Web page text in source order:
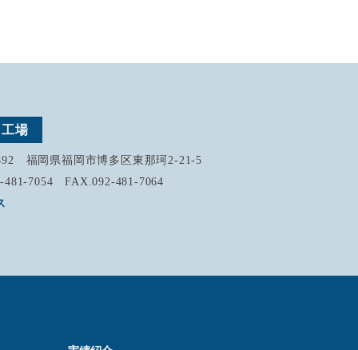
場
福岡県福岡市博多区東那珂2-21-5
481-7054 FAX.092-481-7064